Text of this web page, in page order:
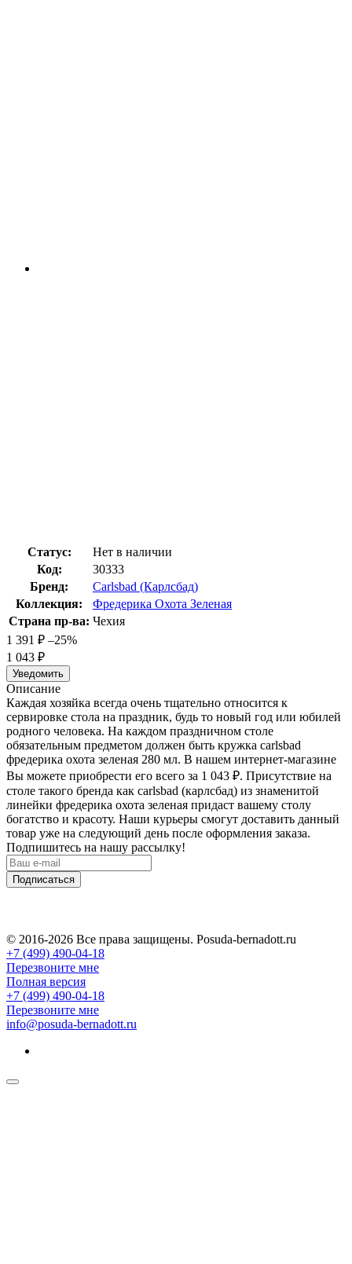
Статус:
Нет в наличии
Код:
30333
Бренд:
Carlsbad (Карлсбад)
Коллекция:
Фредерика Охота Зеленая
Страна пр-ва: Чехия
1 391 ₽ –25%
1 043 ₽
Уведомить
Описание
Каждая хозяйка всегда очень тщательно относится к
сервировке стола на праздник, будь то новый год или юбилей
родного человека. На каждом праздничном столе
обязательным предметом должен быть кружка carlsbad
фредерика охота зеленая 280 мл. В нашем интернет-магазине
Вы можете приобрести его всего за 1 043 ₽. Присутствие на
столе такого бренда как carlsbad (карлсбад) из знаменитой
линейки фредерика охота зеленая придаст вашему столу
богатство и красоту. Наши курьеры смогут доставить данный
товар уже на следующий день после оформления заказа.
Подпишитесь на нашу рассылку!
Подписаться
© 2016-2026 Все права защищены. Posuda-bernadott.ru
+7 (499) 490-04-18
Перезвоните мне
Полная версия
+7 (499) 490-04-18
Перезвоните мне
info@posuda-bernadott.ru